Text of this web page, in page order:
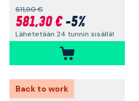
611,90 €
581,30 €-5%
Lähetetään 24 tunnin sisällä!
Back to work